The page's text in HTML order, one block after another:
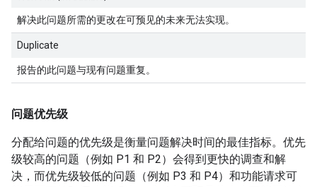
解决此问题所需的更改在可预见的未来无法实现。
Duplicate
报告的此问题与现有问题重复。
问题优先级
分配给问题的优先级是衡量问题解决时间的最佳指标。优先
级较高的问题（例如 P1 和 P2）会得到更快的调查和解
决，而优先级较低的问题（例如 P3 和 P4）和功能请求可